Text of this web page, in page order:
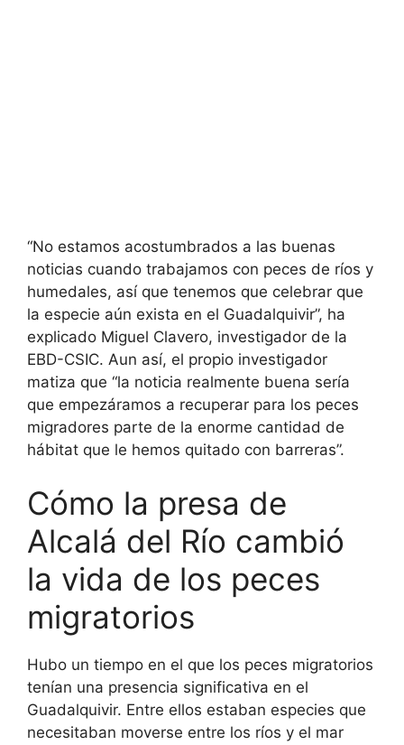
“No estamos acostumbrados a las buenas
noticias cuando trabajamos con peces de ríos y
humedales, así que tenemos que celebrar que
la especie aún exista en el Guadalquivir”, ha
explicado Miguel Clavero, investigador de la
EBD-CSIC. Aun así, el propio investigador
matiza que “la noticia realmente buena sería
que empezáramos a recuperar para los peces
migradores parte de la enorme cantidad de
hábitat que le hemos quitado con barreras”.
Cómo la presa de
Alcalá del Río cambió
la vida de los peces
migratorios
Hubo un tiempo en el que los peces migratorios
tenían una presencia significativa en el
Guadalquivir. Entre ellos estaban especies que
necesitaban moverse entre los ríos y el mar